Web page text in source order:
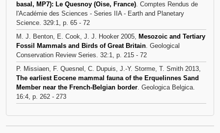
basal, MP7): Le Quesnoy (Oise, France). Comptes Rendus de
l'Académie des Sciences - Series IIA - Earth and Planetary
Science. 329:1, p. 65 - 72
M. J. Benton, E. Cook, J. J. Hooker 2005, Mesozoic and Tertiary
Fossil Mammals and Birds of Great Britain. Geological
Conservation Review Series. 32:1, p. 215 - 72
P. Missiaen, F. Quesnel, C. Dupuis, J.-Y. Storme, T. Smith 2013,
The earliest Eocene mammal fauna of the Erquelinnes Sand
Member near the French-Belgian border. Geologica Belgica.
16:4, p. 262 - 273